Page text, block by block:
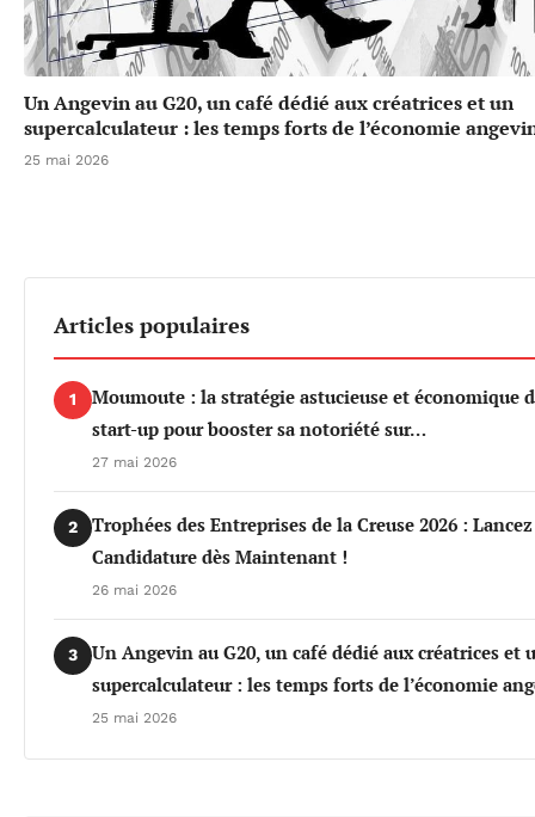
Un Angevin au G20, un café dédié aux créatrices et un
supercalculateur : les temps forts de l’économie
25 mai 2026
Articles populaires
1
Moumoute : la stratégie astucieuse et économique
start-up pour booster sa notoriété sur…
27 mai 2026
2
Trophées des Entreprises de la Creuse 2026 :
Candidature dès Maintenant !
26 mai 2026
3
Un Angevin au G20, un café dédié aux créatrices et
supercalculateur : les temps forts de l’économie
25 mai 2026